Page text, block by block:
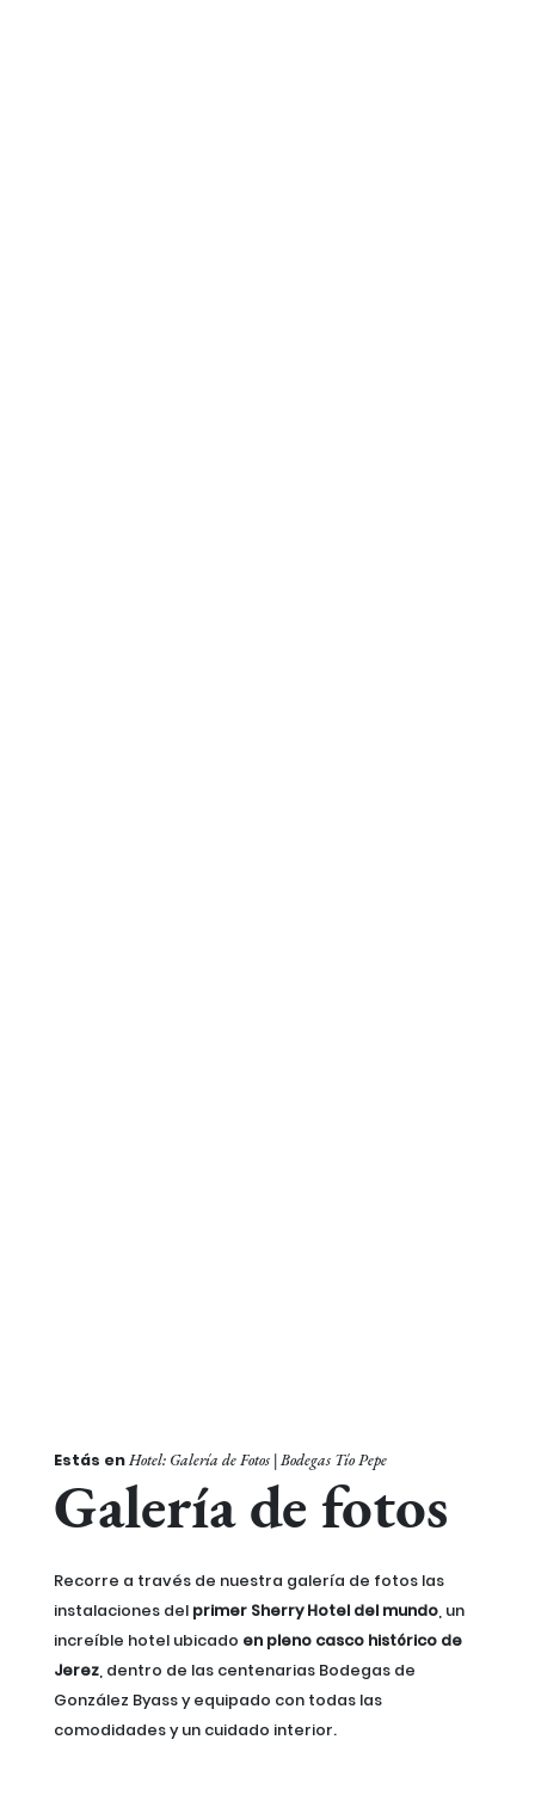
Estás enHotel: Galería de Fotos | Bodegas Tío Pepe
Galería de fotos
Recorre a través de nuestra galería de fotos las
instalaciones del primer Sherry Hotel del mundo, un
increíble hotel ubicado en pleno casco histórico de
Jerez, dentro de las centenarias Bodegas de
González Byass y equipado con todas las
comodidades y un cuidado interior.